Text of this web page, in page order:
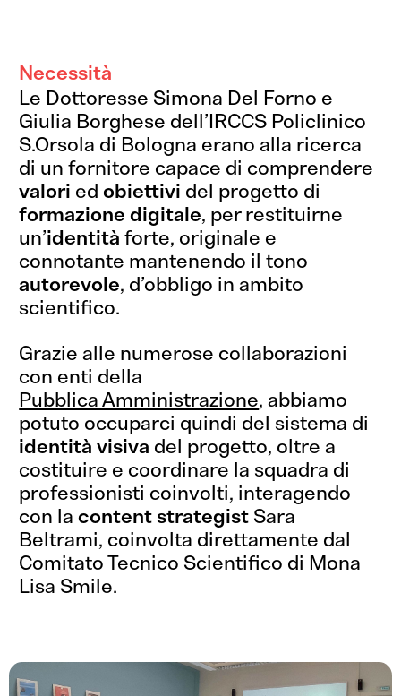
Necessità
Le Dottoresse Simona Del Forno e
Giulia Borghese dell’IRCCS Policlinico
S.Orsola di Bologna erano alla ricerca
di un fornitore capace di comprendere
valori edobiettivi del progetto di
formazione digitale, per restituirne
un’identità forte, originale e
connotante mantenendo il tono
autorevole, d’obbligo in ambito
scientifico.
Grazie alle numerose collaborazioni
con enti della
Pubblica Amministrazione, abbiamo
potuto occuparci quindi del sistema di
identità visiva del progetto, oltre a
costituire e coordinare la squadra di
professionisti coinvolti, interagendo
con lacontent strategist Sara
Beltrami, coinvolta direttamente dal
Comitato Tecnico Scientifico di Mona
Lisa Smile.